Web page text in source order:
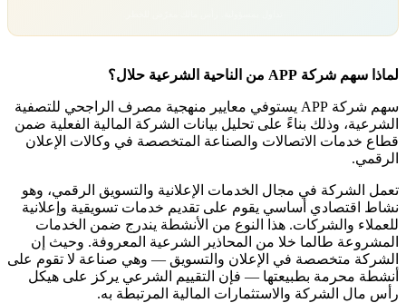
لماذا سهم شركة APP من الناحية الشرعية حلال؟
سهم شركة APP يستوفي معايير منهجية مصرف الراجحي للتصفية
الشرعية، وذلك بناءً على تحليل بيانات الشركة المالية الفعلية ضمن
قطاع خدمات الاتصالات والصناعة المتخصصة في وكالات الإعلان
الرقمي.
تعمل الشركة في مجال الخدمات الإعلانية والتسويق الرقمي، وهو
نشاط اقتصادي أساسي يقوم على تقديم خدمات تسويقية وإعلانية
للعملاء والشركات. هذا النوع من الأنشطة يندرج ضمن الخدمات
المشروعة طالما خلا من المحاذير الشرعية المعروفة. وحيث إن
الشركة متخصصة في الإعلان والتسويق — وهي صناعة لا تقوم على
أنشطة محرمة بطبيعتها — فإن التقييم الشرعي يركز على هيكل
رأس مال الشركة والاستثمارات المالية المرتبطة به.